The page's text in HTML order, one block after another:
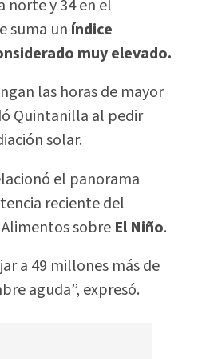
norte y 34 en el
suma un índice
muy elevado.
las horas de mayor
Quintanilla al pedir
solar.
el panorama
reciente del
sobre El Niño.
a 49 millones más de
aguda”, expresó.